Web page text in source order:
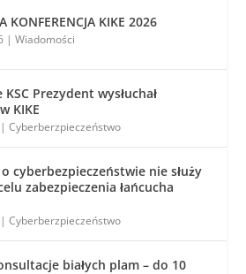
KONFERENCJA KIKE 2026
|Wiadomości
Prezydent wysłuchał
KIKE
|Cyberberzpieczeństwo
cyberbezpieczeństwie nie służy
zabezpieczenia łańcucha
|Cyberberzpieczeństwo
białych plam – do 10